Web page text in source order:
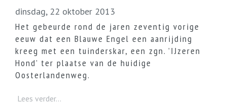
dinsdag, 22 oktober 2013
Het gebeurde rond de jaren zeventig vorige
eeuw dat een Blauwe Engel een aanrijding
kreeg met een tuinderskar, een zgn. ’IJzeren
Hond’ ter plaatse van de huidige
Oosterlandenweg.
Lees verder...